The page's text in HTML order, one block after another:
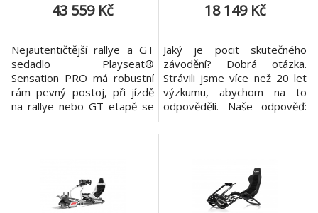
43 559 Kč
Nejautentičtější rallye a GT
sedadlo Playseat®
Sensation PRO má robustní
rám pevný postoj, při jízdě
na rallye nebo GT etapě se
profesionální jezdci podtrhují
jedinečné kvality Playseat®
Senstation PRO. Extrémně
18 149 Kč
Jaký je pocit skutečného
závodění? Dobrá otázka.
Strávili jsme více než 20 let
výzkumu, abychom na to
odpověděli. Naše odpověď:
podvozku. Je super pevný.
Přirozeně se přizpůsobí
vašemu tělu. Podporuje